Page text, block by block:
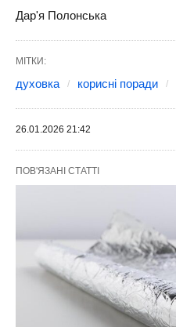
Дар'я Полонська
МІТКИ:
духовка корисні поради
26.01.2026 21:42
ПОВ'ЯЗАНІ СТАТТІ